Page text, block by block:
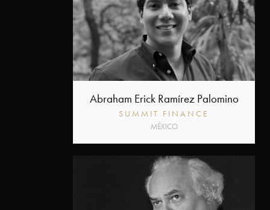
Abraham Erick Ramírez Palomino
SUMMIT FINANCE
MÉXICO